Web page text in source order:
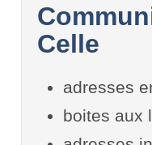
Celle
adresses
boites aux